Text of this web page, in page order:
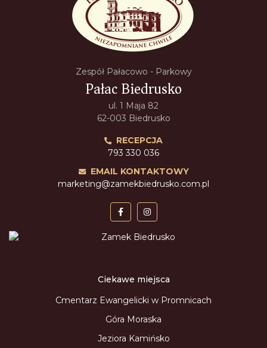
Zespół Pałacowo - Parkowy
Pałac Biedrusko
ul. 1 Maja 82
62-003 Biedrusko
RECEPCJA
793 330 036
EMAIL KONTAKTOWY
marketing@zamekbiedrusko.com.pl
Ciekawe miejsca
Cmentarz Ewangelicki w Promnicach
Góra Moraska
Jeziora Kamińsko